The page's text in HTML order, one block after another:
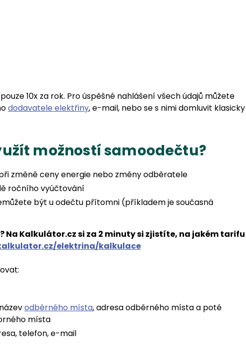
10x za rok. Pro úspěšné nahlášení všech údajů můžete
dodavatele elektřiny, e-mail, nebo se s nimi domluvit klasicky
možností samoodečtu?
změně ceny energie nebo změny odběratele
ročního vyúčtování
být u odečtu přítomni (příkladem je současná
Na Kalkulátor.cz si za 2 minuty si zjistíte, na jakém tarifu
elektrina/kalkulace
odběrného místa, adresa odběrného místa a poté
místa
telefon, e-mail